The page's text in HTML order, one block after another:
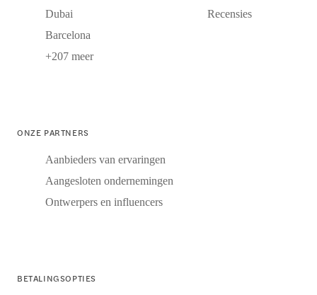
Dubai
Barcelona
+207 meer
Recensies
ONZE PARTNERS
Aanbieders van ervaringen
Aangesloten ondernemingen
Ontwerpers en influencers
BETALINGSOPTIES